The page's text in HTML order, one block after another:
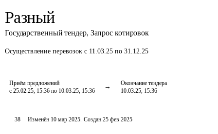
Разный
Государственный тендер, Запрос котировок
Осуществление перевозок с 11.03.25 по 31.12.25
Приём предложений
с 25.02.25, 15:36 по 10.03.25, 15:36
Окончание тендера
10.03.25, 15:36
38 Изменён 10 мар 2025. Создан 25 фев 2025